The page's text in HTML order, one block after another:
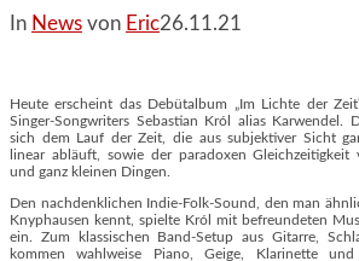
In News von Eric26.11.21
Heute erscheint das Debütalbum „Im Lichte der
Singer-Songwriters Sebastian Król alias Karwendel.
sich dem Lauf der Zeit, die aus subjektiver Sicht
linear abläuft, sowie der paradoxen Gleichzeitigkeit
und ganz kleinen Dingen.
Den nachdenklichen Indie-Folk-Sound, den man
Knyphausen kennt, spielte Król mit befreundeten
ein. Zum klassischen Band-Setup aus Gitarre,
kommen wahlweise Piano, Geige, Klarinette und